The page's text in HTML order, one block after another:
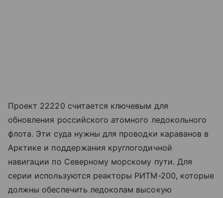
Проект 22220 считается ключевым для
обновления российского атомного ледокольного
флота. Эти суда нужны для проводки караванов в
Арктике и поддержания круглогодичной
навигации по Северному морскому пути. Для
серии используются реакторы РИТМ-200, которые
должны обеспечить ледоколам высокую